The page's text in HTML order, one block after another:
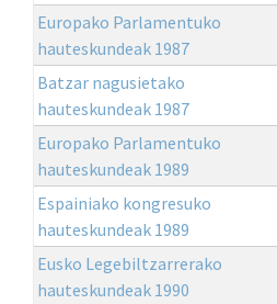
Europako Parlamentuko
hauteskundeak 1987
Batzar nagusietako
hauteskundeak 1987
Europako Parlamentuko
hauteskundeak 1989
Espainiako kongresuko
hauteskundeak 1989
Eusko Legebiltzarrerako
hauteskundeak 1990